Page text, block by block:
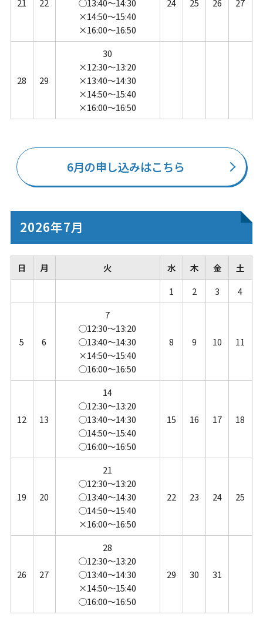
21 22
◯13:40～14:30
×14:50～15:40
×16:00～16:50
24 25 26 27
28 29
30
×12:30～13:20
×13:40～14:30
×14:50～15:40
×16:00～16:50
6月の申し込みはこちら
2026年7月
日 月 火 水 木 金
土
1
2 3 4
5 6
7
◯12:30～13:20
◯13:40～14:30
×14:50～15:40
◯16:00～16:50
8 9 10 11
12 13
14
◯12:30～13:20
◯13:40～14:30
◯14:50～15:40
◯16:00～16:50
15 16 17 18
19 20
21
◯12:30～13:20
◯13:40～14:30
◯14:50～15:40
×16:00～16:50
22 23 24 25
26 27
28
◯12:30～13:20
◯13:40～14:30
×14:50～15:40
◯16:00～16:50
29 30 31